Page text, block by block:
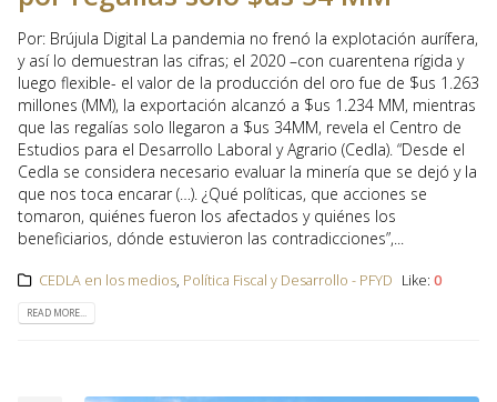
Por: Brújula Digital La pandemia no frenó la explotación aurífera,
y así lo demuestran las cifras; el 2020 –con cuarentena rígida y
luego flexible- el valor de la producción del oro fue de $us 1.263
millones (MM), la exportación alcanzó a $us 1.234 MM, mientras
que las regalías solo llegaron a $us 34MM, revela el Centro de
Estudios para el Desarrollo Laboral y Agrario (Cedla). “Desde el
Cedla se considera necesario evaluar la minería que se dejó y la
que nos toca encarar (…). ¿Qué políticas, que acciones se
tomaron, quiénes fueron los afectados y quiénes los
beneficiarios, dónde estuvieron las contradicciones”,...
CEDLA en los medios, Política Fiscal y Desarrollo - PFYD Like: 0
READ MORE...